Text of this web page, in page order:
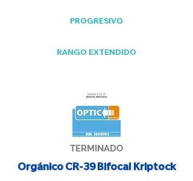
PROGRESIVO
RANGO EXTENDIDO
TERMINADO
Orgánico CR-39 Bifocal Kriptock